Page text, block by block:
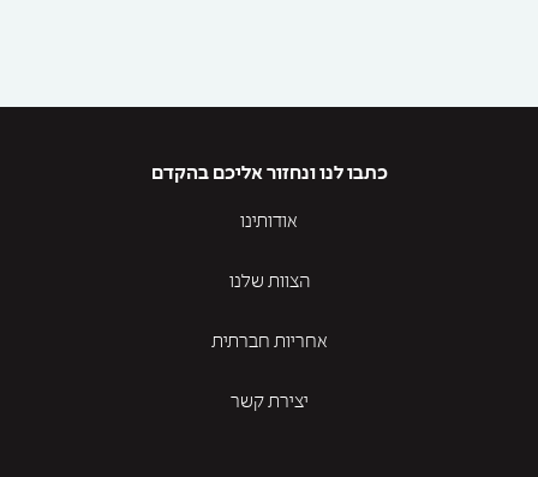
כתבו לנו ונחזור אליכם בהקדם
אודותינו
הצוות שלנו
אחריות חברתית
יצירת קשר